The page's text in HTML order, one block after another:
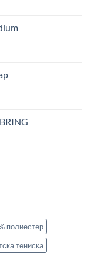
полиестер
тениска